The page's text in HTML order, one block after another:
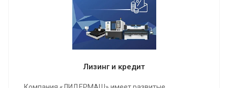
качественно настроенный станок в кратчайшие
Лизинг и кредит